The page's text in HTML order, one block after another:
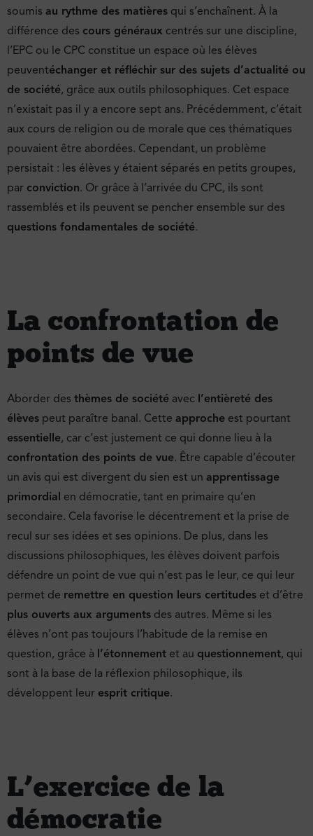
soumis au rythme des matières qui s’enchaînent. À la
différence des cours généraux centrés sur une discipline,
l’EPC ou le CPC constitue un espace où les élèves
peuventéchanger et réfléchir sur des sujets d’actualité ou
de société, grâce aux outils philosophiques. Cet espace
n’existait pas il y a encore sept ans. Précédemment, c’était
aux cours de religion ou de morale que ces thématiques
pouvaient être abordées. Cependant, un problème
persistait : les élèves y étaient séparés en petits groupes,
par conviction. Or grâce à l’arrivée du CPC, ils sont
rassemblés et ils peuvent se pencher ensemble sur des
questions fondamentales de société.
La confrontation de
points de vue
Aborder des thèmes de société avec l’entièreté des
élèves peut paraître banal. Cette approche est pourtant
essentielle, car c’est justement ce qui donne lieu à la
confrontation des points de vue. Être capable d’écouter
un avis qui est divergent du sien est un apprentissage
primordial en démocratie, tant en primaire qu’en
secondaire. Cela favorise le décentrement et la prise de
recul sur ses idées et ses opinions. De plus, dans les
discussions philosophiques, les élèves doivent parfois
défendre un point de vue qui n’est pas le leur, ce qui leur
permet de remettre en question leurs certitudes et d’être
plus ouverts aux arguments des autres. Même si les
élèves n’ont pas toujours l’habitude de la remise en
question, grâce à l’étonnement et au questionnement, qui
sont à la base de la réflexion philosophique, ils
développent leur esprit critique.
L’exercice de la
démocratie